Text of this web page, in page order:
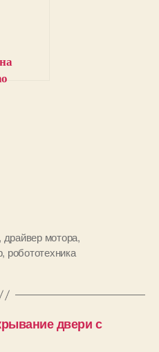
, драйвер мотора,
, робототехника
двери с